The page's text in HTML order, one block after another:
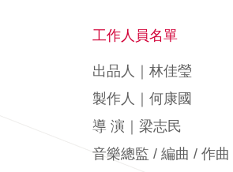
工作人員名單
出品人｜林佳瑩
製作人｜何康國
導 演｜梁志民
音樂總監 / 編曲 / 作